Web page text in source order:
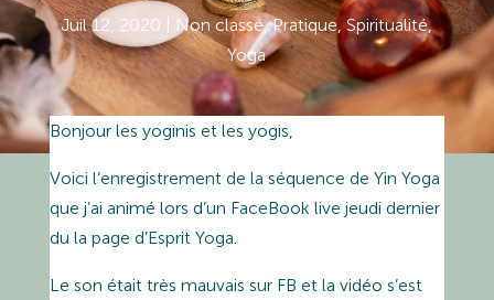
Juil 12, 2020 Non classé,Pratique,Spiritualité,
Yoga
Bonjour les yoginis et les yogis,
Voici l’enregistrement de la séquence de Yin Yoga
que j’ai animé lors d’un FaceBook live jeudi dernier
du la page d’Esprit Yoga.
Le son était très mauvais sur FB et la vidéo s’est